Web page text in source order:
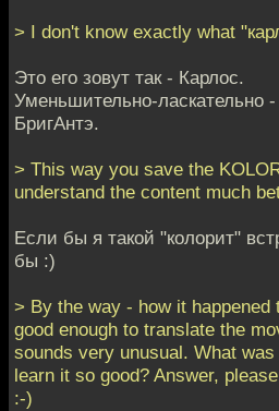
> I don't know exactly what
Это его зовут так - Карлос.
Уменьшительно-ласкательно
БригАнтэ.
> This way you save the
understand the content much
Если бы я такой "колорит"
бы :)
> By the way - how it happened
good enough to translate the
sounds very unusual. What
learn it so good? Answer,
:-)